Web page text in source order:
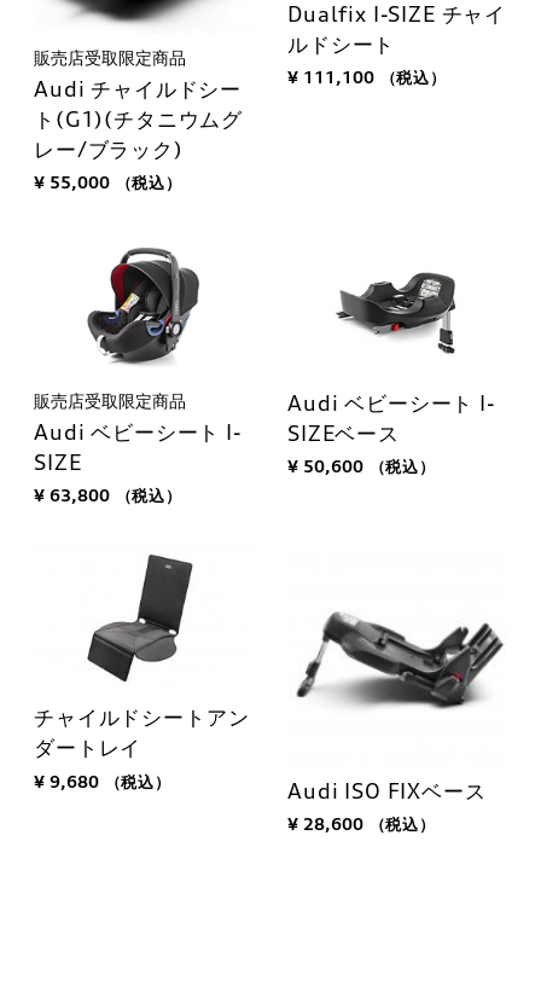
販売店受取限定商品
Audi チャイルドシー
ト(G1)(チタニウムグ
レー/ブラック)
¥ 55,000 （税込）
Dualfix I-SIZE チャイ
ルドシート
¥ 111,100 （税込）
販売店受取限定商品
Audi ベビーシート I-
SIZE
¥ 63,800 （税込）
Audi ベビーシート I-
SIZEベース
¥ 50,600 （税込）
チャイルドシートアン
ダートレイ
¥ 9,680 （税込） Audi ISO FIXベース
¥ 28,600 （税込）